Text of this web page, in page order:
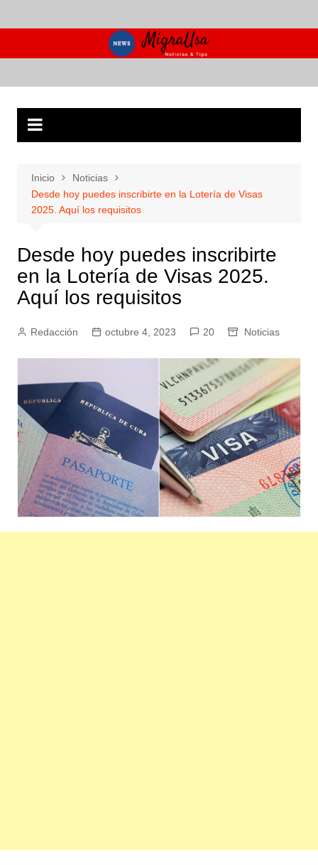
al
Inicio
Noticias
Desde hoy puedes inscribirte en la Lotería de Visas
2025. Aquí los requisitos
Desde hoy puedes inscribirte
en la Lotería de Visas 2025.
Aquí los requisitos
Redacción octubre 4, 2023 20 Noticias